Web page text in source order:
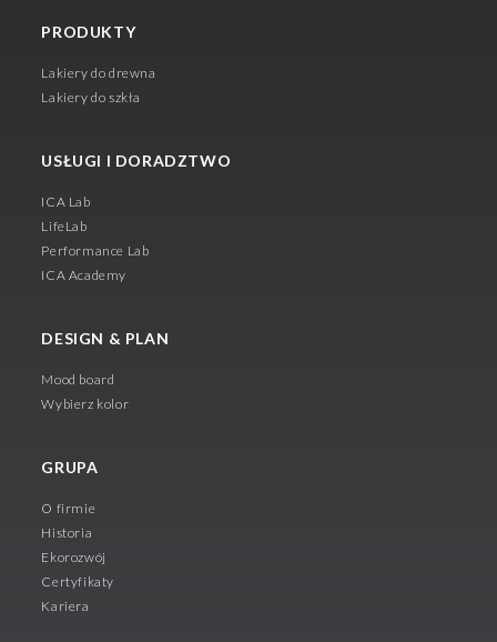
PRODUKTY
Lakiery do drewna
Lakiery do szkła
USŁUGI I DORADZTWO
ICA Lab
LifeLab
Performance Lab
ICA Academy
DESIGN & PLAN
Mood board
Wybierz kolor
GRUPA
O firmie
Historia
Ekorozwój
Certyfikaty
Kariera